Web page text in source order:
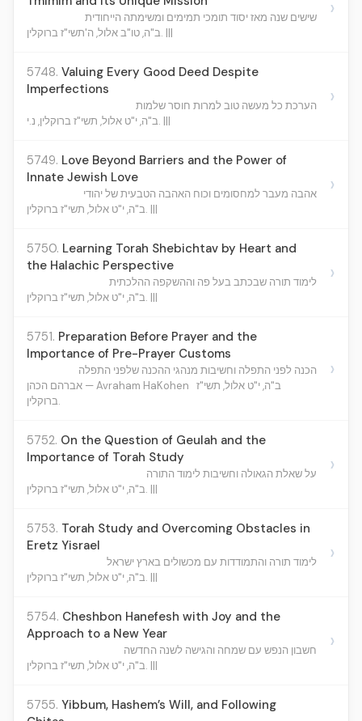
שישים שנה מאז יסוד תומכי תמימים ומשימתה הייחודית
ב"ה, טו"ב אלול, ה'תשי"ז ברוקלין. |||
›
5748. Valuing Every Good Deed Despite
Imperfections
הערכת כל מעשה טוב למרות חוסר שלמות
ב"ה, י"ט אלול, תשי"ז ברוקלין, נ.י. |||
›
5749. Love Beyond Barriers and the Power of
Innate Jewish Love
אהבה מעבר למחסומים וכוח האהבה הטבעית של יהודי
ב"ה, י"ט אלול, תשי"ז ברוקלין. |||
›
5750. Learning Torah Shebichtav by Heart and
the Halachic Perspective
לימוד תורה שבכתב בעל פה וההשקפה ההלכתית
ב"ה, י"ט אלול, תשי"ז ברוקלין. |||
›
5751. Preparation Before Prayer and the
Importance of Pre-Prayer Customs
הכנה לפני התפלה וחשיבות מנהגי ההכנה שלפני התפלה
אברהם הכהן — Avraham HaKohen ב"ה, י"ט אלול, תשי"ז
ברוקלין.
›
5752. On the Question of Geulah and the
Importance of Torah Study
על שאלת הגאולה וחשיבות לימוד התורה
ב"ה, י"ט אלול, תשי"ז ברוקלין. |||
›
5753. Torah Study and Overcoming Obstacles in
Eretz Yisrael
לימוד תורה והתמודדות עם מכשולים בארץ ישראל
ב"ה, י"ט אלול, תשי"ז ברוקלין. |||
›
5754. Cheshbon Hanefesh with Joy and the
Approach to a New Year
חשבון הנפש עם שמחה והגישה לשנה החדשה
ב"ה, י"ט אלול, תשי"ז ברוקלין. |||
›
5755. Yibbum, Hashem’s Will, and Following